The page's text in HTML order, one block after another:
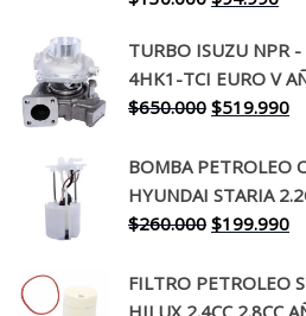
original
era:
$130.000.
es:
TURBO ISUZU NPR
4HK1-TCI EURO V
$650.000 El
original
era:
$650.000.
$519.990El
BOMBA PETROLEO
HYUNDAI STARIA
$260.000 El
original
era:
$199.990El
FILTRO PETROLEO
HILUX 2.4CC 2.8CC